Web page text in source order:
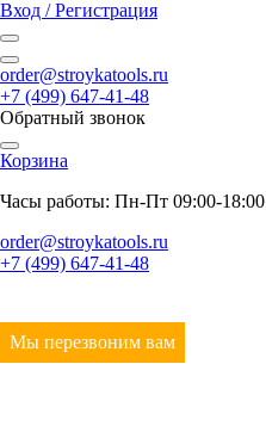
Вход / Регистрация
order@stroykatools.ru
+7 (499) 647-41-48
Обратный звонок
Корзина
Часы работы: Пн-Пт 09:00-18:00
order@stroykatools.ru
+7 (499) 647-41-48
Мы перезвоним вам